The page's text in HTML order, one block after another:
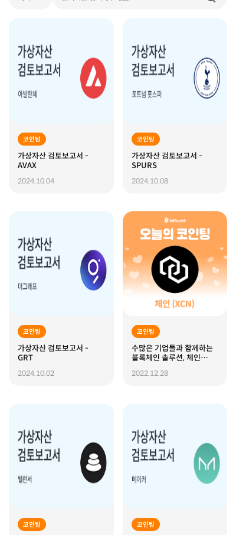
코인팅
가상자산 검토보고서 -
AVAX
2024.10.04
코인팅
가상자산 검토보고서 -
SPURS
2024.10.08
코인팅
가상자산 검토보고서 -
GRT
2024.10.02
코인팅
수많은 기업들과 함께하는
블록체인 솔루션, 체인
2022.12.28
코인팅 코인팅